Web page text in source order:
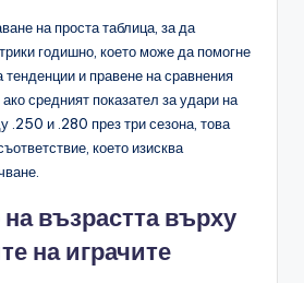
на проста таблица, за да
годишно, което може да помогне
тенденции и правене на сравнения
средният показател за удари на
.250 и .280 през три сезона, това
което изисква
възрастта върху
на играчите